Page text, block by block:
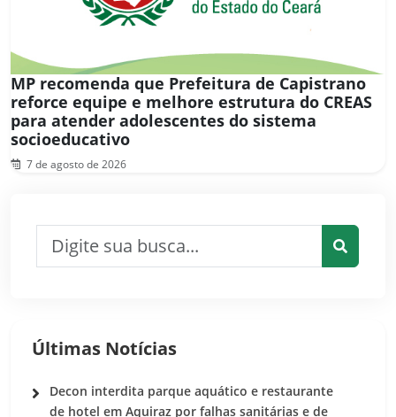
MP recomenda que Prefeitura de Capistrano
reforce equipe e melhore estrutura do CREAS
para atender adolescentes do sistema
socioeducativo
7 de agosto de 2026
Últimas Notícias
Decon interdita parque aquático e restaurante
de hotel em Aquiraz por falhas sanitárias e de